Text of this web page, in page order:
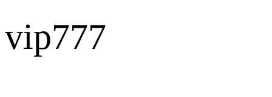
vip777